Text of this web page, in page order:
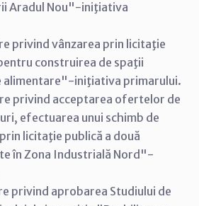
Aradul Nou"-iniţiativa
privind vânzarea prin licitaţie
construirea de spaţii
alimentare"-iniţiativa primarului.
privind acceptarea ofertelor de
efectuarea unui schimb de
licitaţie publică a două
în Zona Industrială Nord"-
privind aprobarea Studiului de